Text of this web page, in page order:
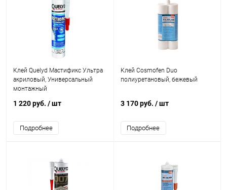
Клей Quelyd Мастификс Ультра
акриловый, Универсальный
монтажный
1 220 руб. / шт
Подробнее
Клей Cosmofen Duo
полиуретановый, бежевый
3 170 руб. / шт
Подробнее